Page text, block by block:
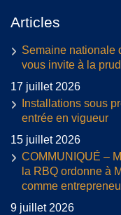
Articles
Semaine nationale
vous invite à la
17 juillet 2026
Installations sous
entrée en vigueur
15 juillet 2026
COMMUNIQUÉ –
la RBQ ordonne à
comme
9 juillet 2026